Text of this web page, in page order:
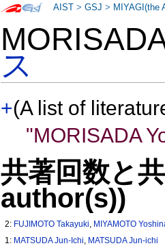
ス
+(A list of
"MORISADA
共著回数と
author(s))
2: FUJIMOTO Takayuki, MIYAMOTO
1: MATSUDA Jun-Ichi, MATSUDA Jun-ichi
AIST >GSJ > MIYAGI(the